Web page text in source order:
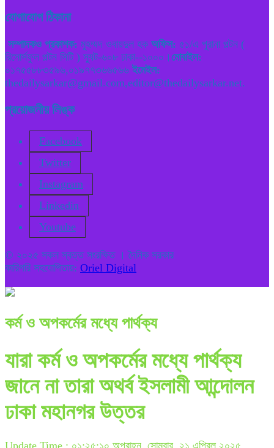
যোগাযোগ ঠিকানা
সম্পাদকও প্রকাশক: মুহম্মদ ওবায়দুল হক অফিস: ৫১/এ পুরানা পল্টন (
রিসোর্সফুল পল্টন সিটি ) স্যুট-৬০৮ ঢাকা--১০০০। মোবাইল:
০১৭৫৫৮৮৩৫৯৬,০১৯৭৭৩৬৬৫৬৬ ইমেইল:
thedailysarkar@gmail.com,editor@thedailysarkar.net.
প্রয়োজনীয় লিঙ্ক
Facebook
Twitter
Instagram
Linkedin
Youtube
© ২০২৫ সকল স্বত্ত সংরক্ষিত । দৈনিক সরকার
কারিগরি সহযোগিতায়: Oriel Digital
কর্ম ও অপকর্মের মধ্যে পার্থক্য
যারা কর্ম ও অপকর্মের মধ্যে পার্থক্য
জানে না তারা অথর্ব ইসলামী আন্দোলন
ঢাকা মহানগর উত্তর
Update Time : ০১:২৫:১০ অপরাহ্ন, সোমবার, ২১ এপ্রিল ২০২৫